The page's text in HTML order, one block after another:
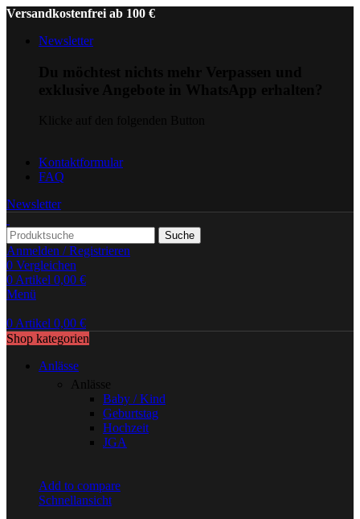
Versandkostenfrei ab 100 €
Newsletter
Kontaktformular
FAQ
Newsletter
Suche
Anmelden / Registrieren
0 Vergleichen
0Artikel 0,00 €
Menü
0Artikel 0,00 €
Shop kategorien
Anlässe
Anlässe
Baby / Kind
Geburtstag
Hochzeit
JGA
Add to compare
Schnellansicht